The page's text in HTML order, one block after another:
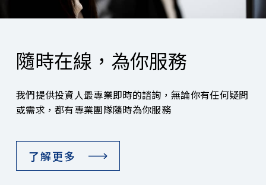
隨時在線，為你服務
我們提供投資人最專業即時的諮詢，無論你有任何疑問
或需求，都有專業團隊隨時為你服務
了解更多